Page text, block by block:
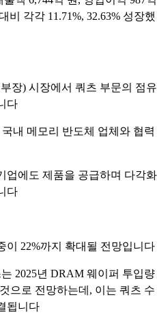
비 각각 11.71%, 32.63% 성장했
장) 시장에서 쿼츠 부문의 점유
다
내 메모리 반도체 업체와 협력
업에도 제품을 공급하며 다각화
다
이 22%까지 확대될 전망입니다
2025년 DRAM 웨이퍼 투입량
으로 전망하는데, 이는 쿼츠 수
됩니다